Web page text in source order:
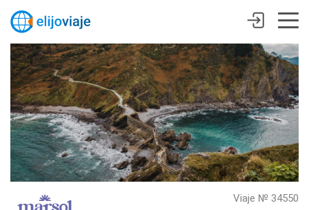
Viaje № 34550